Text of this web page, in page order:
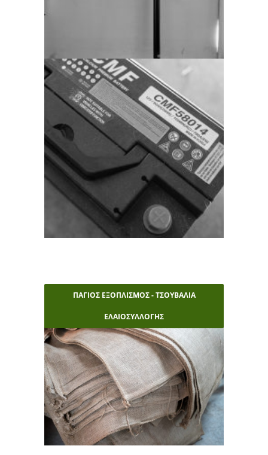
ΠΑΓΙΟΣ ΕΞΟΠΛΙΣΜΟΣ - ΤΣΟΥΒΑΛΙΑ
ΕΛΑΙΟΣΥΛΛΟΓΗΣ